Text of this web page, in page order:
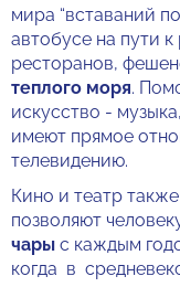
мира “вставаний
автобусе на пути
ресторанов,
теплого моря.
искусство -
имеют прямое
телевидению.
Кино и театр
позволяют
чары с каждым
когда в